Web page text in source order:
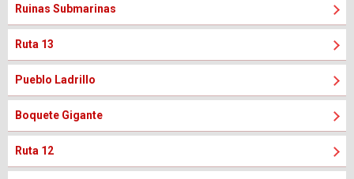
Ruinas Submarinas
Ruta 13
Pueblo Ladrillo
Boquete Gigante
Ruta 12